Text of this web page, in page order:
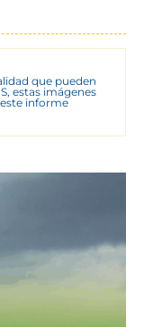
que pueden
estas imágenes
informe